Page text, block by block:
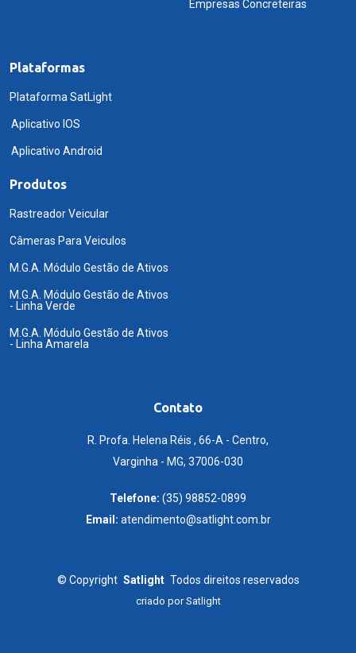
Empresas Concreteiras
Plataformas
Plataforma SatLight
Aplicativo IOS
Aplicativo Android
Produtos
Rastreador Veicular
Câmeras Para Veiculos
M.G.A. Módulo Gestão de Ativos
M.G.A. Módulo Gestão de Ativos
- Linha Verde
M.G.A. Módulo Gestão de Ativos
- Linha Amarela
Contato
R. Profa. Helena Réis , 66-A - Centro,
Varginha - MG, 37006-030
Telefone: (35) 98852-0899
Email: atendimento@satlight.com.br
© Copyright Satlight Todos direitos reservados
criado porSatlight